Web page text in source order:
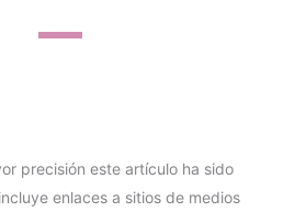
precisión este artículo ha sido
enlaces a sitios de medios